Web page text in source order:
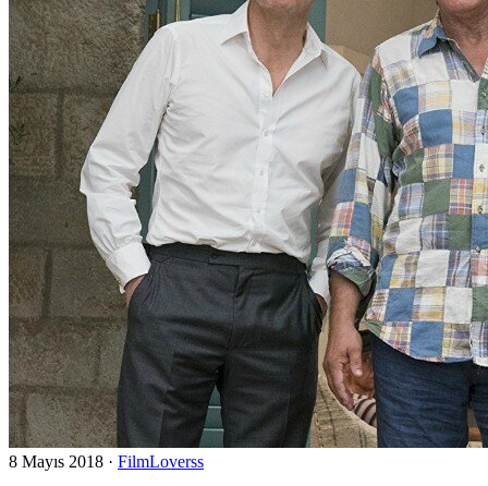
8 Mayıs 2018 · FilmLoverss